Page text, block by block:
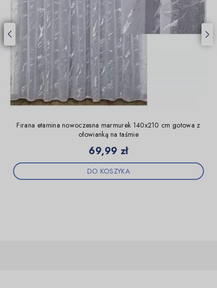
Firana etamina nowoczesna marmurek 140x210 cm gotowa z
ołowianką na taśmie
Cena
69,99 zł
DO KOSZYKA